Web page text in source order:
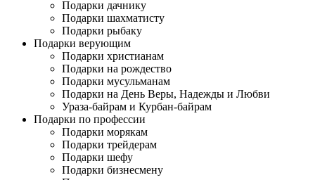
Подарки дачнику
Подарки шахматисту
Подарки рыбаку
Подарки верующим
Подарки христианам
Подарки на рождество
Подарки мусульманам
Подарки на День Веры, Надежды и Любви
Ураза-байрам и Курбан-байрам
Подарки по профессии
Подарки морякам
Подарки трейдерам
Подарки шефу
Подарки бизнесмену